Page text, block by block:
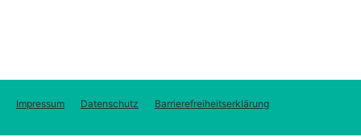
Impressum Datenschutz Barrierefreiheitserklärung